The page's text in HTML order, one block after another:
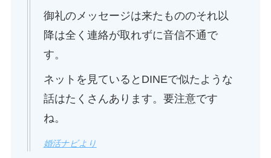
御礼のメッセージは来たもののそれ以
降は全く連絡が取れずに音信不通で
す。
ネットを見ているとDINEで似たような
話はたくさんあります。要注意です
ね。
婚活ナビより